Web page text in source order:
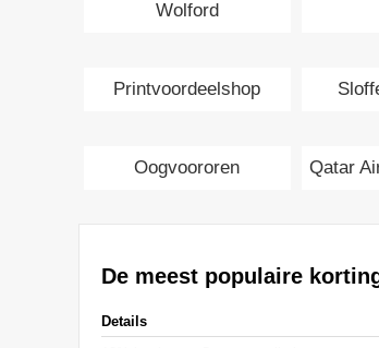
Wolford
Printvoordeelshop
Oogvoororen Qatar
De meest populaire
Details